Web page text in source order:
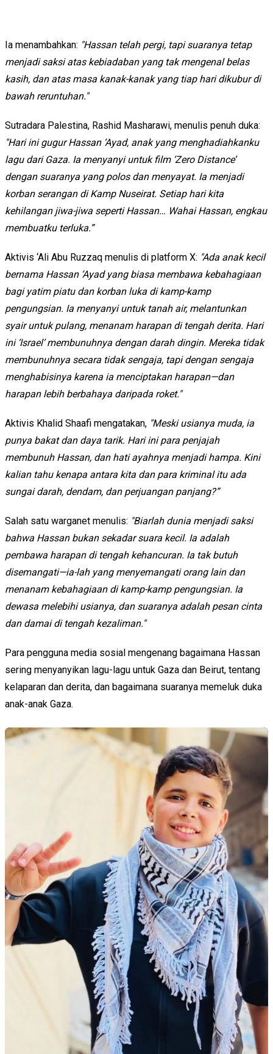
Ia menambahkan: "Hassan telah pergi, tapi suaranya tetap
menjadi saksi atas kebiadaban yang tak mengenal belas
kasih, dan atas masa kanak-kanak yang tiap hari dikubur di
bawah reruntuhan."
Sutradara Palestina, Rashid Masharawi, menulis penuh duka:
"Hari ini gugur Hassan ‘Ayad, anak yang menghadiahkanku
lagu dari Gaza. Ia menyanyi untuk film ‘Zero Distance’
dengan suaranya yang polos dan menyayat. Ia menjadi
korban serangan di Kamp Nuseirat. Setiap hari kita
kehilangan jiwa-jiwa seperti Hassan… Wahai Hassan, engkau
membuatku terluka.”
Aktivis ‘Ali Abu Ruzzaq menulis di platform X: "Ada anak kecil
bernama Hassan ‘Ayad yang biasa membawa kebahagiaan
bagi yatim piatu dan korban luka di kamp-kamp
pengungsian. Ia menyanyi untuk tanah air, melantunkan
syair untuk pulang, menanam harapan di tengah derita. Hari
ini ‘Israel’ membunuhnya dengan darah dingin. Mereka tidak
membunuhnya secara tidak sengaja, tapi dengan sengaja
menghabisinya karena ia menciptakan harapan—dan
harapan lebih berbahaya daripada roket."
Aktivis Khalid Shaafi mengatakan, "Meski usianya muda, ia
punya bakat dan daya tarik. Hari ini para penjajah
membunuh Hassan, dan hati ayahnya menjadi hampa. Kini
kalian tahu kenapa antara kita dan para kriminal itu ada
sungai darah, dendam, dan perjuangan panjang?”
Salah satu warganet menulis: "Biarlah dunia menjadi saksi
bahwa Hassan bukan sekadar suara kecil. Ia adalah
pembawa harapan di tengah kehancuran. Ia tak butuh
disemangati—ia-lah yang menyemangati orang lain dan
menanam kebahagiaan di kamp-kamp pengungsian. Ia
dewasa melebihi usianya, dan suaranya adalah pesan cinta
dan damai di tengah kezaliman."
Para pengguna media sosial mengenang bagaimana Hassan
sering menyanyikan lagu-lagu untuk Gaza dan Beirut, tentang
kelaparan dan derita, dan bagaimana suaranya memeluk duka
anak-anak Gaza.